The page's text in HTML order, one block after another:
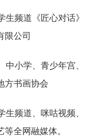
频道《匠心对话》
限公司
小学、青少年宫、
方书画协会
频道、咪咕视频、
全网融媒体。